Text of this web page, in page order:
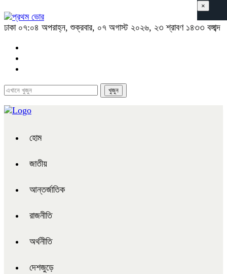
ঢাকা ০৭:০৪ অপরাহ্ন, শুক্রবার, ০৭ অগাস্ট ২০২৬, ২৩ শ্রাবণ ১৪৩৩ বঙ্গাব্দ
হোম
জাতীয়
আন্তর্জাতিক
রাজনীতি
অর্থনীতি
দেশজুড়ে
×